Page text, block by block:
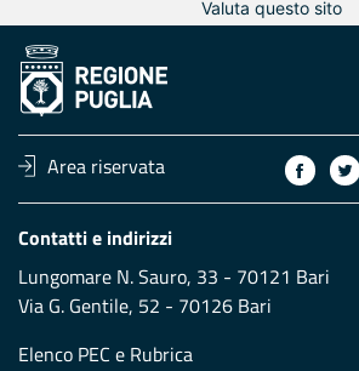
Valuta questo sito
Area riservata
Contatti e indirizzi
Lungomare N. Sauro, 33 - 70121 Bari
Via G. Gentile, 52 - 70126 Bari
Elenco PEC e Rubrica